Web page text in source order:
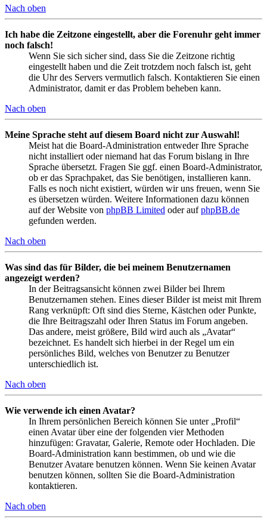
Nach oben
Ich habe die Zeitzone eingestellt, aber die Forenuhr geht immer
noch falsch!
Wenn Sie sich sicher sind, dass Sie die Zeitzone richtig
eingestellt haben und die Zeit trotzdem noch falsch ist, geht
die Uhr des Servers vermutlich falsch. Kontaktieren Sie einen
Administrator, damit er das Problem beheben kann.
Nach oben
Meine Sprache steht auf diesem Board nicht zur Auswahl!
Meist hat die Board-Administration entweder Ihre Sprache
nicht installiert oder niemand hat das Forum bislang in Ihre
Sprache übersetzt. Fragen Sie ggf. einen Board-Administrator,
ob er das Sprachpaket, das Sie benötigen, installieren kann.
Falls es noch nicht existiert, würden wir uns freuen, wenn Sie
es übersetzen würden. Weitere Informationen dazu können
auf der Website von phpBB Limited oder aufphpBB.de
gefunden werden.
Nach oben
Was sind das für Bilder, die bei meinem Benutzernamen
angezeigt werden?
In der Beitragsansicht können zwei Bilder bei Ihrem
Benutzernamen stehen. Eines dieser Bilder ist meist mit Ihrem
Rang verknüpft: Oft sind dies Sterne, Kästchen oder Punkte,
die Ihre Beitragszahl oder Ihren Status im Forum angeben.
Das andere, meist größere, Bild wird auch als „Avatar“
bezeichnet. Es handelt sich hierbei in der Regel um ein
persönliches Bild, welches von Benutzer zu Benutzer
unterschiedlich ist.
Nach oben
Wie verwende ich einen Avatar?
In Ihrem persönlichen Bereich können Sie unter „Profil“
einen Avatar über eine der folgenden vier Methoden
hinzufügen: Gravatar, Galerie, Remote oder Hochladen. Die
Board-Administration kann bestimmen, ob und wie die
Benutzer Avatare benutzen können. Wenn Sie keinen Avatar
benutzen können, sollten Sie die Board-Administration
kontaktieren.
Nach oben